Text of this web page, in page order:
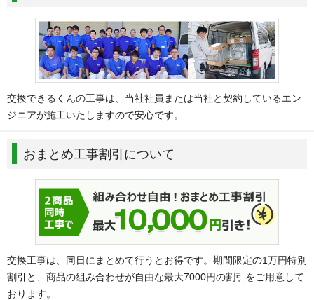
交換できるくんの工事は、当社社員または当社と契約しているエン
ジニアが施工いたしますので安心です。
おまとめ工事割引について
交換工事は、同日にまとめて行うとお得です。期間限定の1万円特別
割引と、商品の組み合わせが自由な最大7000円の割引をご用意して
おります。